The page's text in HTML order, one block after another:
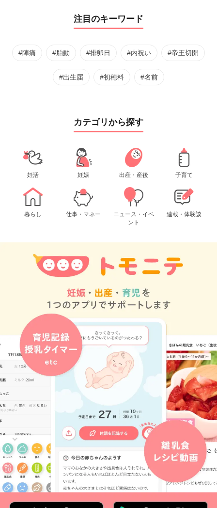
注目のキーワード
#陣痛 #胎動 #排卵日 #内祝い #帝王切開
#出生届 #初穂料 #名前
カテゴリから探す
妊活 妊娠 出産・産後 子育て
暮らし 仕事・マネー
ニュース・イベ
ント
連載・体験談